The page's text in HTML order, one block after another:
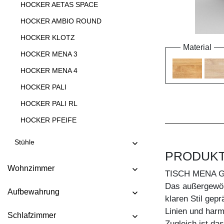
HOCKER AETAS SPACE
HOCKER AMBIO ROUND
HOCKER KLOTZ
HOCKER MENA 3
HOCKER MENA 4
HOCKER PALI
HOCKER PALI RL
HOCKER PFEIFE
HOCKER TANTUM BAR
HOCKER TUBER
Stühle
Wohnzimmer
Aufbewahrung
Schlafzimmer
Material
TISCH MENA
Das
klaren Stil
Linien und